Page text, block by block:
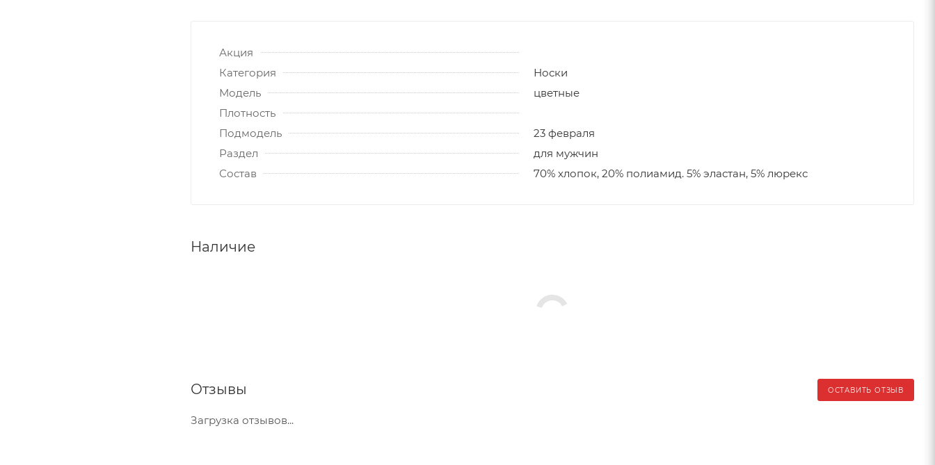
Акция
Категория
Носки
Модель
цветные
Плотность
Подмодель
23 февраля
Раздел
для мужчин
Состав
70% хлопок, 20% полиамид. 5% эластан, 5% люрекс
Наличие
Отзывы ОСТАВИТЬ ОТЗЫВ
Загрузка отзывов...